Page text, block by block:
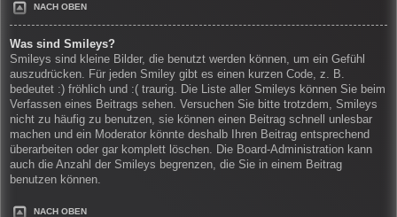
NACH OBEN
Was sind Smileys?
Smileys sind kleine Bilder, die benutzt werden können, um ein Gefühl
auszudrücken. Für jeden Smiley gibt es einen kurzen Code, z. B.
bedeutet :) fröhlich und :( traurig. Die Liste aller Smileys können Sie beim
Verfassen eines Beitrags sehen. Versuchen Sie bitte trotzdem, Smileys
nicht zu häufig zu benutzen, sie können einen Beitrag schnell unlesbar
machen und ein Moderator könnte deshalb Ihren Beitrag entsprechend
überarbeiten oder gar komplett löschen. Die Board-Administration kann
auch die Anzahl der Smileys begrenzen, die Sie in einem Beitrag
benutzen können.
NACH OBEN